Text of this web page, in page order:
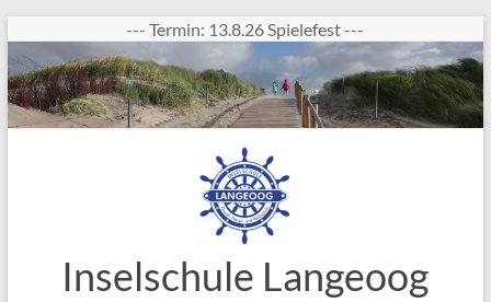
Inhalt
springen
--- Termin: 13.8.26 Spielefest ---
Inselschule Langeoog